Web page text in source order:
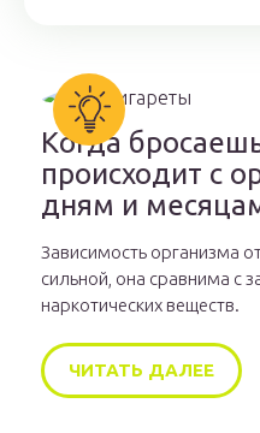
Когда
происходит с
дням и
Зависимость организма
сильной, она сравнима с
наркотических веществ.
ЧИТАТЬ ДАЛЕЕ